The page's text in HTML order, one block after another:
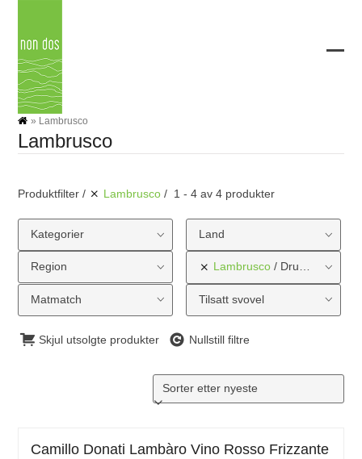
content
» Lambrusco
Lambrusco
Produktfilter Lambrusco 1 - 4 av 4 produkter
Kategorier Land
Region Lambrusco Druetype
Matmatch Tilsatt svovel
Skjul utsolgte produkter Nullstill filtre
Camillo Donati Lambàro Vino Rosso Frizzante